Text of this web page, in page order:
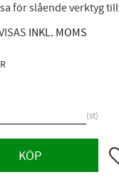
för slående verktyg
INKL. MOMS
st
KÖP